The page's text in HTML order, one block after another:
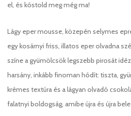
el, és kóstold meg még ma!
Lágy eper mousse, közepén selymes
egy kosárnyi friss, illatos eper olvadna
színe a gyümölcsök legszebb pirosát
harsány, inkább finoman hódít: tiszta,
krémes textúra és a lágyan olvadó
falatnyi boldogság, amibe újra és újra